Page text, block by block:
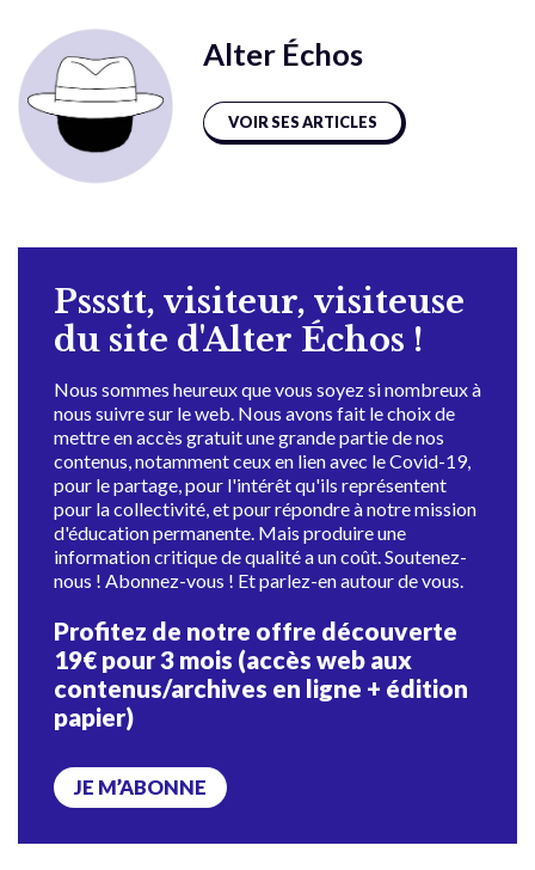
Alter Échos
VOIR SES ARTICLES
Pssstt, visiteur, visiteuse
du site d'Alter Échos !
Nous sommes heureux que vous soyez si nombreux à
nous suivre sur le web. Nous avons fait le choix de
mettre en accès gratuit une grande partie de nos
contenus, notamment ceux en lien avec le Covid-19,
pour le partage, pour l'intérêt qu'ils représentent
pour la collectivité, et pour répondre à notre mission
d'éducation permanente. Mais produire une
information critique de qualité a un coût. Soutenez-
nous ! Abonnez-vous ! Et parlez-en autour de vous.
Profitez de notre offre découverte
19€ pour 3 mois (accès web aux
contenus/archives en ligne + édition
papier)
JE M’ABONNE